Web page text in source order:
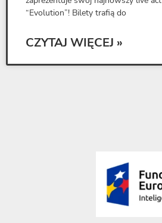
“Evolution”! Bilety trafią do
CZYTAJ WIĘCEJ »